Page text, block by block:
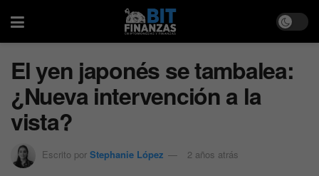
El yen japonés se tambalea:
¿Nueva intervención a la
vista?
Escrito por Stephanie López 2 años atrás